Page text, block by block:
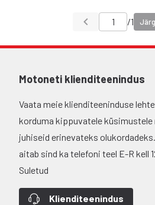
/1
Motoneti klienditeenindus
Vaata meie klienditeeninduse
korduma kippuvatele küsimustele
juhiseid erinevateks
aitab sind ka telefoni teel E-R kell
Suletud
Klienditeenindus